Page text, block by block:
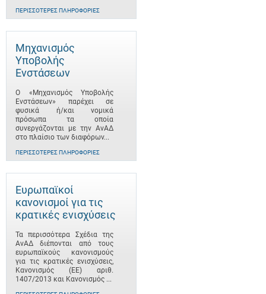
ΠΕΡΙΣΣΌΤΕΡΕΣ ΠΛΗΡΟΦΟΡΊΕΣ
Μηχανισμός
Υποβολής
Ενστάσεων
Ο «Μηχανισμός Υποβολής
Ενστάσεων» παρέχει σε
φυσικά ή/και νομικά
πρόσωπα τα οποία
συνεργάζονται με την ΑνΑΔ
στο πλαίσιο των διαφόρων...
ΠΕΡΙΣΣΌΤΕΡΕΣ ΠΛΗΡΟΦΟΡΊΕΣ
Ευρωπαϊκοί
κανονισμοί για τις
κρατικές ενισχύσεις
Τα περισσότερα Σχέδια της
ΑνΑΔ διέπονται από τους
ευρωπαϊκούς κανονισμούς
για τις κρατικές ενισχύσεις,
Κανονισμός (ΕΕ) αριθ.
1407/2013 και Κανονισμός ...